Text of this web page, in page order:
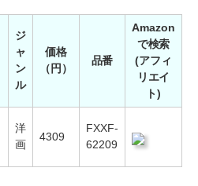
ジ
ャ
ン
ル
価格
（円）
品番
Amazon
で検索
(アフィ
リエイ
ト)
洋
画
4309
FXXF-
62209